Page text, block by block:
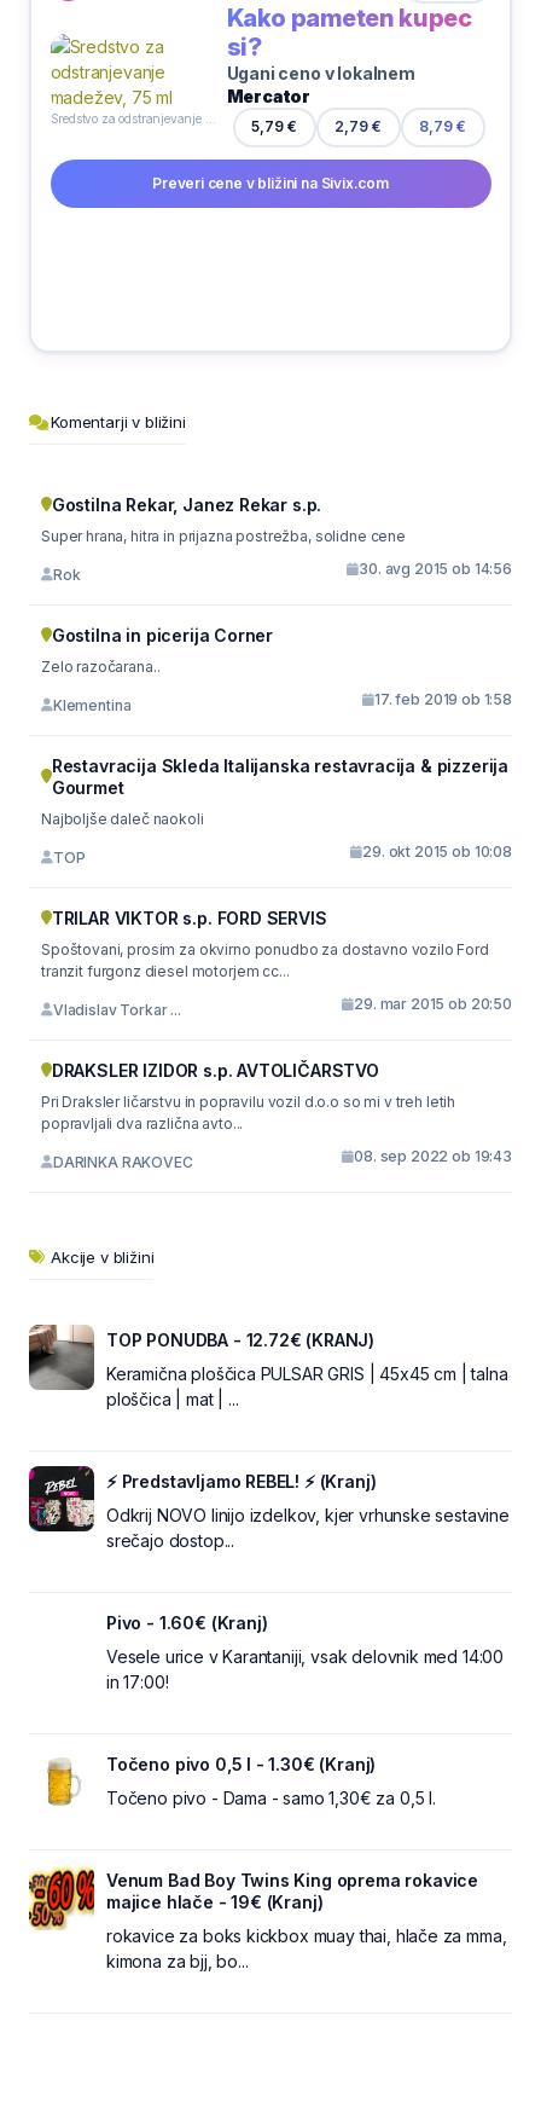
Kako pameten kupec
si?
Ugani ceno v lokalnem
Mercator
5,79 € 2,79 € 8,79 €
Preveri cene v bližini na Sivix.com
Komentarji v bližini
Gostilna Rekar, Janez Rekar s.p.
Super hrana, hitra in prijazna postrežba, solidne cene
Rok 30. avg 2015 ob 14:56
Gostilna in picerija Corner
Zelo razočarana..
Klementina 17. feb 2019 ob 1:58
Restavracija Skleda Italijanska restavracija & pizzerija
Gourmet
Najboljše daleč naokoli
TOP 29. okt 2015 ob 10:08
TRILAR VIKTOR s.p. FORD SERVIS
Spoštovani, prosim za okvirno ponudbo za dostavno vozilo Ford
tranzit furgonz diesel motorjem cc...
Vladislav Torkar ... 29. mar 2015 ob 20:50
DRAKSLER IZIDOR s.p. AVTOLIČARSTVO
Pri Draksler ličarstvu in popravilu vozil d.o.o so mi v treh letih
popravljali dva različna avto...
DARINKA RAKOVEC 08. sep 2022 ob 19:43
Akcije v bližini
TOP PONUDBA - 12.72€ (KRANJ)
Keramična ploščica PULSAR GRIS | 45x45 cm | talna
ploščica | mat | ...
⚡ Predstavljamo REBEL! ⚡ (Kranj)
Odkrij NOVO linijo izdelkov, kjer vrhunske sestavine
srečajo dostop...
Pivo - 1.60€ (Kranj)
Vesele urice v Karantaniji, vsak delovnik med 14:00
in 17:00!
Točeno pivo 0,5 l - 1.30€ (Kranj)
Točeno pivo - Dama - samo 1,30€ za 0,5 l.
Venum Bad Boy Twins King oprema rokavice
majice hlače - 19€ (Kranj)
rokavice za boks kickbox muay thai, hlače za mma,
kimona za bjj, bo...